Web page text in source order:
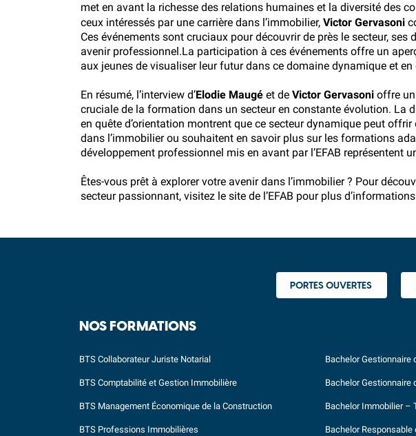
met en avant la richesse des relations humaines et la diversité des
ceux intéressés par une carrière dans l’immobilier, Victor Gervasoni
Ces événements sont cruciaux pour découvrir de près le secteur,
avenir professionnel.La participation à ces événements offre un
aux jeunes de visualiser leur futur dans ce domaine dynamique et
En résumé, l’interview d’Elodie Maugé et de Victor Gervasoni offre
cruciale de la formation dans un secteur en constante évolution. La
en quête d’orientation montrent que ce secteur dynamique peut
dans l’immobilier ou souhaitent en savoir plus sur les formations
développement professionnel mis en avant par l’EFAB représentent
Êtes-vous prêt à explorer votre avenir dans l’immobilier ? Pour
secteur passionnant, visitez le site de l’EFAB pour plus
PORTES OUVERTES
NOS FORMATIONS
BTS Collaborateur Juriste Notarial
BTS Comptabilité et Gestion Immobilière
BTS Management Économique de la Construction
BTS Professions Immobilières
Bachelor Gestionnaire
Bachelor Gestionnaire
Bachelor Immobilier –
Bachelor